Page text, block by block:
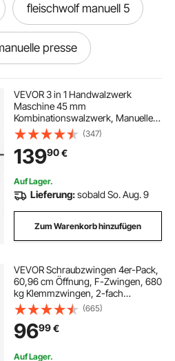
fleischwolf manuell 5
presse
dicke folie für tisch
manuell
wechselrichter 3 in 1
trimmer knospen trimmer
folie dick
VEVOR 3 in 1 Handwalzwerk
Maschine 45 mm
Kombinationswalzwerk, Manueller
Walzwerk Schmuckwalzwerk
Einstellbare Dicke von 0 bis 6 mm,
Handwalzwerk Maschine für Platin /
K-Gold / Messing / Aluminium
(347)
13990€
Auf Lager.
Lieferung:sobald So. Aug. 9
Zum Warenkorb hinzufügen
VEVOR Schraubzwingen 4er-Pack,
60,96 cm Öffnung, F-Zwingen, 680
kg Klemmzwingen, 2-fach
Klemm-/Spreizfunktion, Weiche
Gummifüße, Stange aus
Kohlenstoffstahl, für Holz- &
Metallbearbeitung
(665)
9699€
Auf Lager.